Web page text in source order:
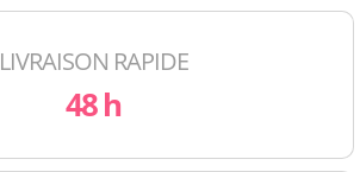
LIVRAISON RAPIDE
48 h